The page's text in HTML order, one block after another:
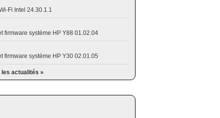
Fi Intel 24.30.1.1
firmware système HP Y88 01.02.04
firmware système HP Y30 02.01.05
les actualités »